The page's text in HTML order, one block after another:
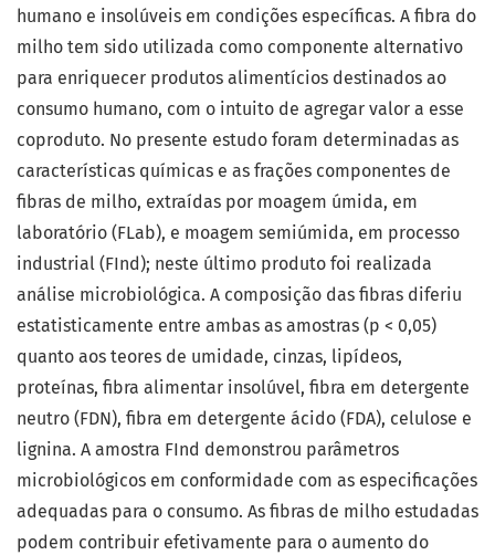
humano e insolúveis em condições específicas. A fibra do
milho tem sido utilizada como componente alternativo
para enriquecer produtos alimentícios destinados ao
consumo humano, com o intuito de agregar valor a esse
coproduto. No presente estudo foram determinadas as
características químicas e as frações componentes de
fibras de milho, extraídas por moagem úmida, em
laboratório (FLab), e moagem semiúmida, em processo
industrial (FInd); neste último produto foi realizada
análise microbiológica. A composição das fibras diferiu
estatisticamente entre ambas as amostras (p < 0,05)
quanto aos teores de umidade, cinzas, lipídeos,
proteínas, fibra alimentar insolúvel, fibra em detergente
neutro (FDN), fibra em detergente ácido (FDA), celulose e
lignina. A amostra FInd demonstrou parâmetros
microbiológicos em conformidade com as especificações
adequadas para o consumo. As fibras de milho estudadas
podem contribuir efetivamente para o aumento do